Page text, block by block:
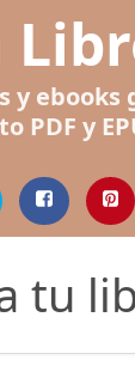
y ebooks
PDF y
tu